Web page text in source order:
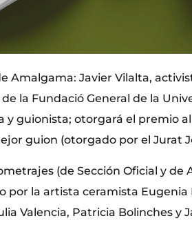
Amalgama: Javier Vilalta,
la Fundació General de la
y guionista; otorgará el premio
guion (otorgado por el Jurat
(de Sección Oficial y de
por la artista ceramista Eugenia
Valencia, Patricia Bolinches y